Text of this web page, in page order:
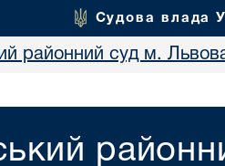
Судова влада
районний суд м.